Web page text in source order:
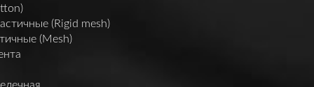
(Rigid mesh)
(Mesh)